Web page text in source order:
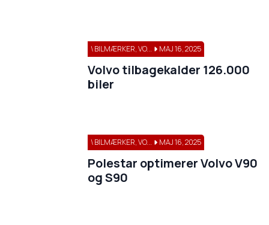
\ BILMÆRKER, VO... MAJ 16, 2025
Volvo tilbagekalder 126.000
biler
\ BILMÆRKER, VO... MAJ 16, 2025
Polestar optimerer Volvo V90
og S90